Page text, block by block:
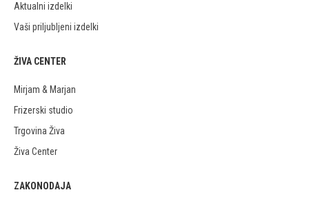
Aktualni izdelki
Vaši priljubljeni izdelki
ŽIVA CENTER
Mirjam & Marjan
Frizerski studio
Trgovina Živa
Živa Center
ZAKONODAJA